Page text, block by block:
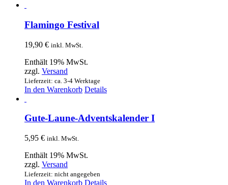
Flamingo Festival
19,90 € inkl. MwSt.
Enthält 19% MwSt.
zzgl. Versand
Lieferzeit: ca. 3-4 Werktage
In den Warenkorb Details
Gute-Laune-Adventskalender I
5,95 € inkl. MwSt.
Enthält 19% MwSt.
zzgl. Versand
Lieferzeit: nicht angegeben
In den Warenkorb Details